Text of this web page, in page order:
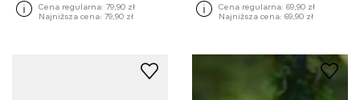
Cena regularna: 79,90 zł
Najniższa cena: 79,90 zł
Cena regularna: 69,90 zł
Najniższa cena: 69,90 zł